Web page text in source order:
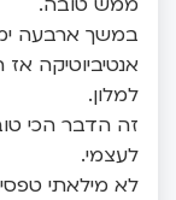
במשך ארבעה
אנטיביוטיקה אז
למלון.
זה הדבר הכי
לעצמי.
לא מילאתי